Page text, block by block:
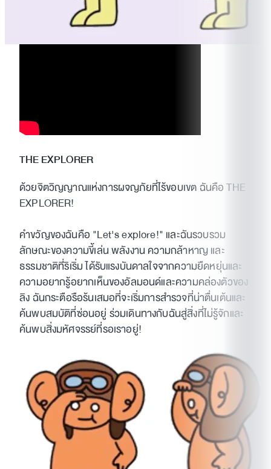
THE EXPLORER
ด้วยจิตวิญญาณแห่งการผจญภัยที่ไร้ขอบเขต ฉันคือ THE
EXPLORER!
คำขวัญของฉันคือ "Let's explore!" และฉันรวบรวม
ลักษณะของความขี้เล่น พลังงาน ความกล้าหาญ และ
ธรรมชาติที่ริเริ่ม ได้รับแรงบันดาลใจจากความยืดหยุ่นและ
ความอยากรู้อยากเห็นของอัลมอนด์และความคล่องตัวของ
ลิง ฉันกระตือรือร้นเสมอที่จะเริ่มการสำรวจที่น่าตื่นเต้นและ
ค้นพบสมบัติที่ซ่อนอยู่ ร่วมเดินทางกับฉันสู่สิ่งที่ไม่รู้จักและ
ค้นพบสิ่งมหัศจรรย์ที่รอเราอยู่!